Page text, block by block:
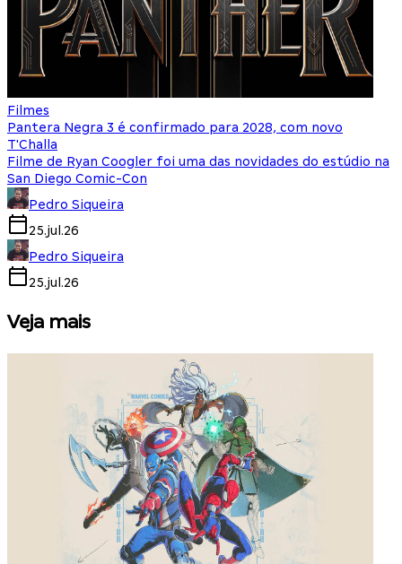
Filmes
Pantera Negra 3 é confirmado para 2028, com novo
T'Challa
Filme de Ryan Coogler foi uma das novidades do estúdio na
San Diego Comic-Con
Pedro Siqueira
25.jul.26
Pedro Siqueira
25.jul.26
Veja mais